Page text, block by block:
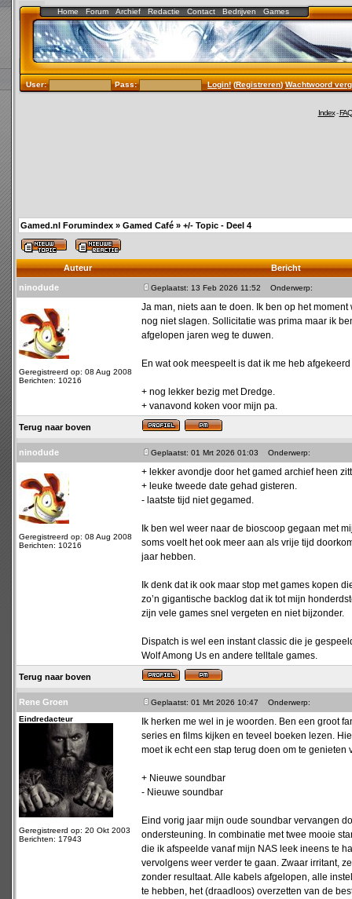
Home Forum Archief Redactie Contact Bedrijven Games
User: Pass: Login!(Registreren)Wachtwoord
Index-FAQ
Gamed.nl Forumindex » Gamed Café » +/- Topic - Deel 4
Auteur Bericht
ninodude Geplaatst: 13 Feb 2026 11:52 Onderwerp:
Geregistreerd op: 08 Aug 2008
Berichten: 10216
Ja man, niets aan te doen. Ik ben op het
nog niet slagen. Sollicitatie was prima maar ik
afgelopen jaren weg te duwen.
En wat ook meespeelt is dat ik me heb
+ nog lekker bezig met Dredge.
+ vanavond koken voor mijn pa.
Terug naar boven
ninodude Geplaatst: 01 Mrt 2026 01:03 Onderwerp:
Geregistreerd op: 08 Aug 2008
Berichten: 10216
+ lekker avondje door het gamed archief heen
+ leuke tweede date gehad gisteren.
- laatste tijd niet gegamed.
Ik ben wel weer naar de bioscoop gegaan met
soms voelt het ook meer aan als vrije tijd
jaar hebben.
Ik denk dat ik ook maar stop met games kopen
zo’n gigantische backlog dat ik tot mijn
zijn vele games snel vergeten en niet bijzonder.
Dispatch is wel een instant classic die je
Wolf Among Us en andere telltale games.
Terug naar boven
Rene Groen Geplaatst: 01 Mrt 2026 10:47
Onderwerp:
Eindredacteur
Geregistreerd op: 20 Okt 2003
Berichten: 17943
Ik herken me wel in je woorden. Ben een groot
series en films kijken en teveel boeken lezen.
moet ik echt een stap terug doen om te
+ Nieuwe soundbar
- Nieuwe soundbar
Eind vorig jaar mijn oude soundbar vervangen
ondersteuning. In combinatie met twee mooie
die ik afspeelde vanaf mijn NAS leek ineens te
vervolgens weer verder te gaan. Zwaar irritant,
zonder resultaat. Alle kabels afgelopen, alle
te hebben, het (draadloos) overzetten van de